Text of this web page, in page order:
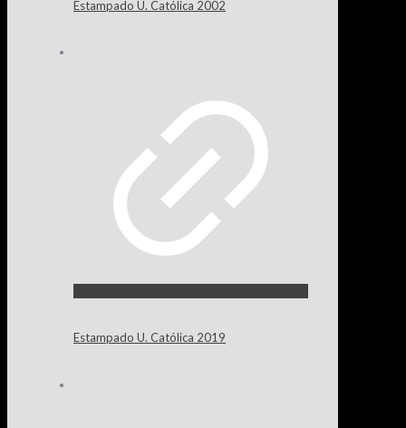
Estampado U. Católica 2002
Estampado U. Católica 2019